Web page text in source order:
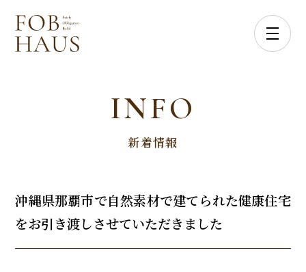
INFO
新着情報
沖縄県那覇市で自然素材で建てられた健康住宅
をお引き渡しさせていただきました